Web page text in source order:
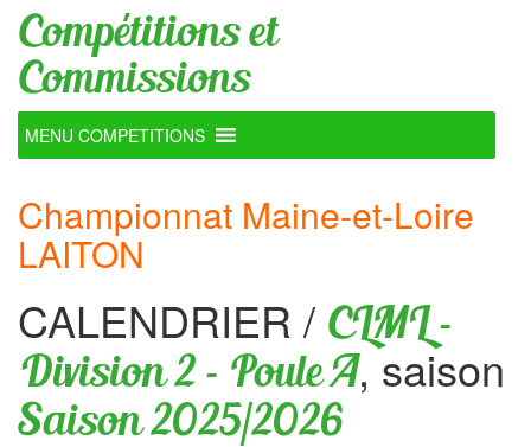
Compétitions et
Commissions
MENU COMPETITIONS
Championnat Maine-et-Loire
LAITON
CALENDRIER / CLML -
Division 2 - Poule A, saison
Saison 2025/2026